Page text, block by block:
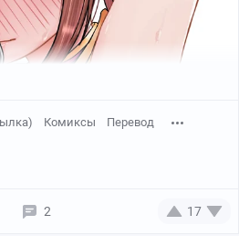
Комиксы Перевод
2 17